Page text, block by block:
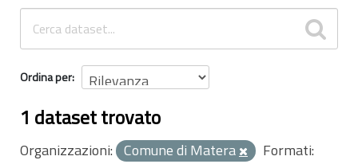
INFORMAZIONI
Ordina per
1 dataset trovato
Organizzazioni: Comune di Matera
Formati: